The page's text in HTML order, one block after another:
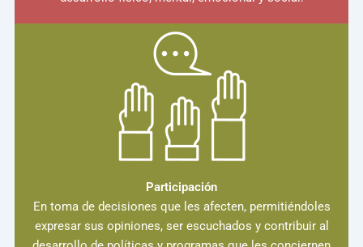
Participación
En toma de decisiones que les afecten, permitiéndoles
expresar sus opiniones, ser escuchados y contribuir al